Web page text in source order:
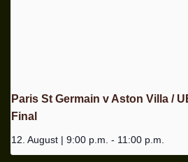
Paris St Germain v Aston Villa /
Final
12. August | 9:00 p.m. - 11:00 p.m.